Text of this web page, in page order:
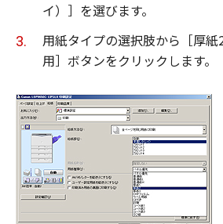
イ）］を選びます。
用紙タイプの選択肢から［厚
用］ボタンをクリックします。